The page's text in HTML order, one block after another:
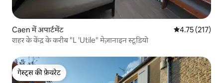
Caen में अपार्टमेंट औसत रेटिंग 5 में से
4.75 (217)
शहर के केंद्र के करीब "L 'Utile" मेज़ानाइन स्टूडियो
गेस्ट्स की फ़ेवरेट
गेस्ट्स की फ़ेवरेट